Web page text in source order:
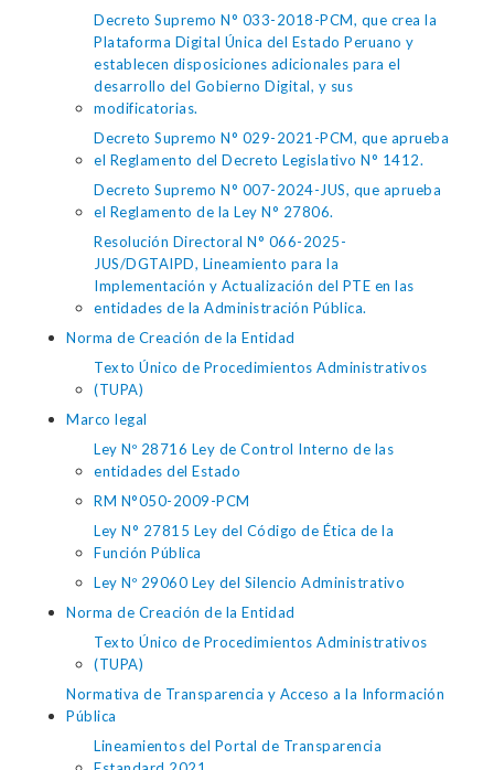
Decreto Supremo N° 033-2018-PCM, que crea la
Plataforma Digital Única del Estado Peruano y
establecen disposiciones adicionales para el
desarrollo del Gobierno Digital, y sus
modificatorias.
Decreto Supremo N° 029-2021-PCM, que aprueba
el Reglamento del Decreto Legislativo N° 1412.
Decreto Supremo N° 007-2024-JUS, que aprueba
el Reglamento de la Ley N° 27806.
Resolución Directoral N° 066-2025-
JUS/DGTAIPD, Lineamiento para la
Implementación y Actualización del PTE en las
entidades de la Administración Pública.
Norma de Creación de la Entidad
Texto Único de Procedimientos Administrativos
(TUPA)
Marco legal
Ley Nº 28716 Ley de Control Interno de las
entidades del Estado
RM N°050-2009-PCM
Ley N° 27815 Ley del Código de Ética de la
Función Pública
Ley Nº 29060 Ley del Silencio Administrativo
Norma de Creación de la Entidad
Texto Único de Procedimientos Administrativos
(TUPA)
Normativa de Transparencia y Acceso a la Información
Pública
Lineamientos del Portal de Transparencia